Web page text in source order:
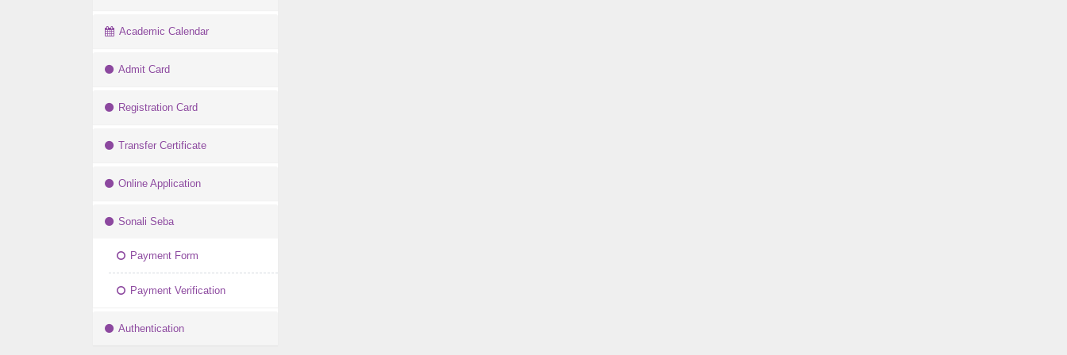
Academic Calendar
Admit Card
Registration Card
Transfer Certificate
Online Application
Sonali Seba
Payment Form
Payment Verification
Authentication